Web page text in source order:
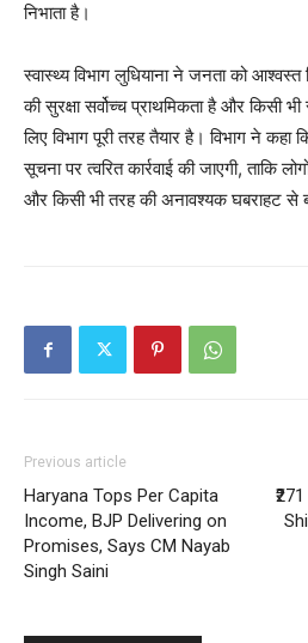
SUBSCRIBE
Company
About
Contact us
निभाता है।
स्वास्थ्य विभाग लुधियाना ने जनता को
की सुरक्षा सर्वोच्च प्राथमिकता है और किसी
लिए विभाग पूरी तरह तैयार है। विभाग ने कहा
सूचना पर त्वरित कार्रवाई की जाएगी, ताकि
और किसी भी तरह की अनावश्यक घबराहट से
Previous article
Haryana Tops Per Capita
Income, BJP Delivering on
Promises, Says CM Nayab
Singh Saini